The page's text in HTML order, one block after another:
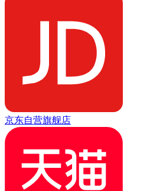
京东自营旗舰店